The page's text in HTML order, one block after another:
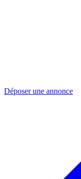
Déposer une annonce